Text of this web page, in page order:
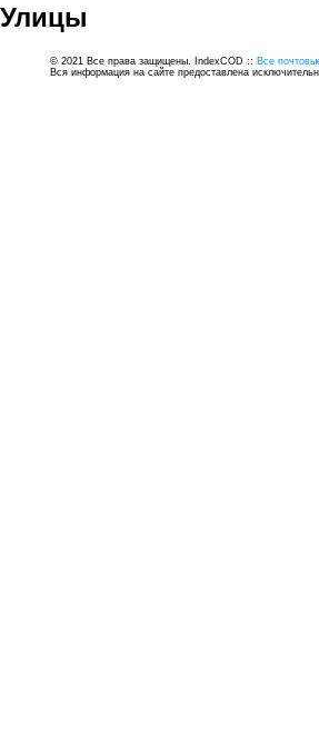
Улицы
© 2021 Все права защищены. IndexCOD :: Все
Вся информация на сайте предоставлена